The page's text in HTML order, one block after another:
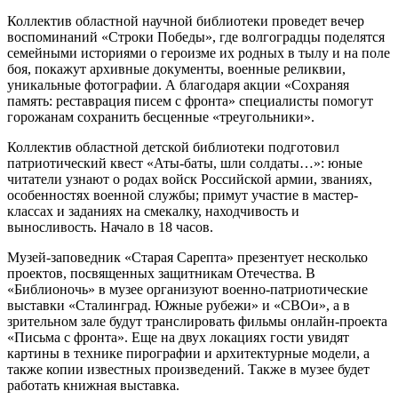
Коллектив областной научной библиотеки проведет вечер
воспоминаний «Строки Победы», где волгоградцы поделятся
семейными историями о героизме их родных в тылу и на поле
боя, покажут архивные документы, военные реликвии,
уникальные фотографии. А благодаря акции «Сохраняя
память: реставрация писем с фронта» специалисты помогут
горожанам сохранить бесценные «треугольники».
Коллектив областной детской библиотеки подготовил
патриотический квест «Аты-баты, шли солдаты…»: юные
читатели узнают о родах войск Российской армии, званиях,
особенностях военной службы; примут участие в мастер-
классах и заданиях на смекалку, находчивость и
выносливость. Начало в 18 часов.
Музей-заповедник «Старая Сарепта» презентует несколько
проектов, посвященных защитникам Отечества. В
«Библионочь» в музее организуют военно-патриотические
выставки «Сталинград. Южные рубежи» и «СВОи», а в
зрительном зале будут транслировать фильмы онлайн-проекта
«Письма с фронта». Еще на двух локациях гости увидят
картины в технике пирографии и архитектурные модели, а
также копии известных произведений. Также в музее будет
работать книжная выставка.